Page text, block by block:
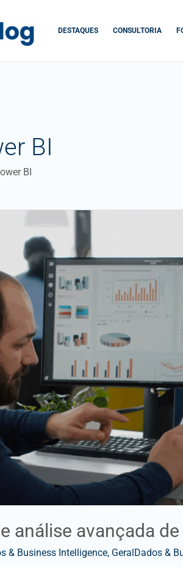
DESTAQUES CONSULTORIA
BI
BI
análise avançada
& Business Intelligence, GeralDados &